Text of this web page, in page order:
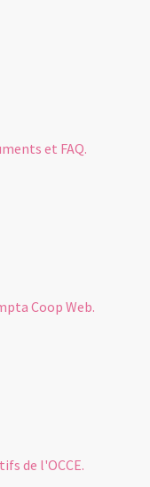
et FAQ.
Coop Web.
de l'OCCE.